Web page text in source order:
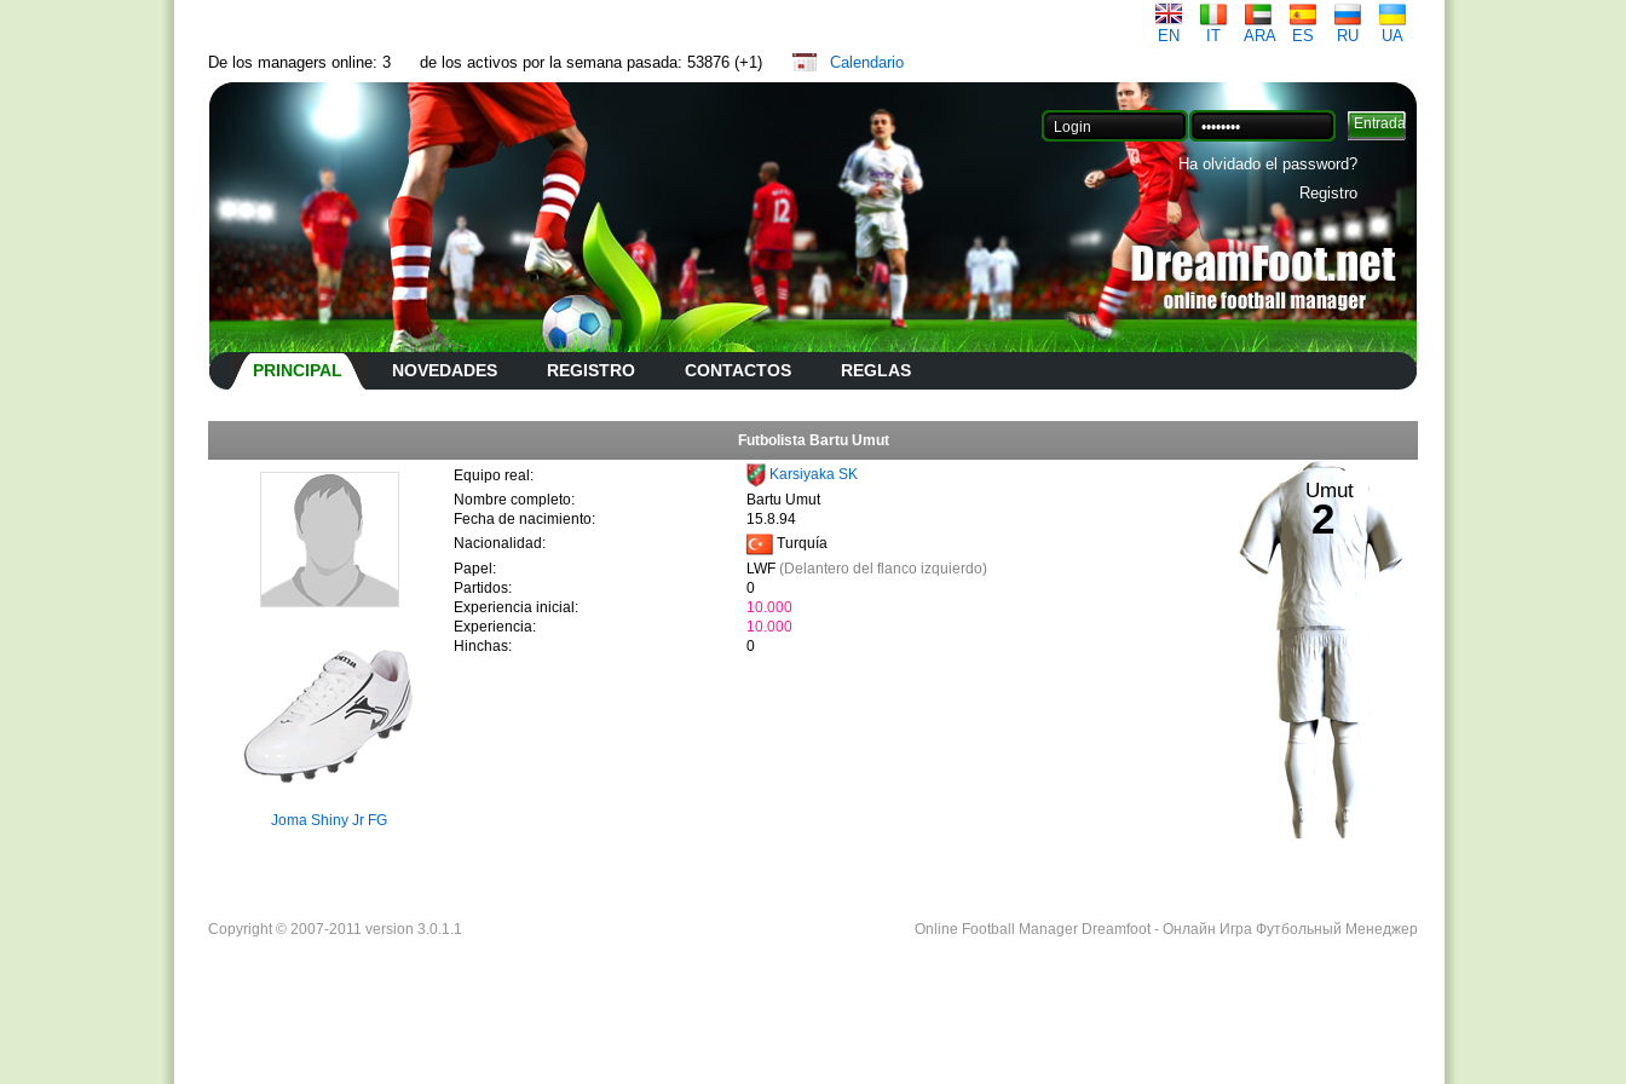
EN IT ARA ES RU
UA
De los managers online: 3
de los activos por la semana pasada: 53876 (+1) Calendario
Ha olvidado el password?
Registro
PRINCIPAL NOVEDADES REGISTRO CONTACTOS REGLAS
Futbolista Bartu Umut
Joma Shiny Jr FG
Equipo real:
Karsiyaka SK
Nombre completo:
Bartu Umut
Fecha de nacimiento:
15.8.94
Nacionalidad:
Turquía
Papel:
LWF (Delantero del flanco izquierdo)
Partidos:
0
Experiencia inicial:
10.000
Experiencia:
10.000
Hinchas:
0
Umut
2
Online Football Manager Dreamfoot - Онлайн Игра Футбольный Менеджер
Copyright © 2007-2011 version 3.0.1.1